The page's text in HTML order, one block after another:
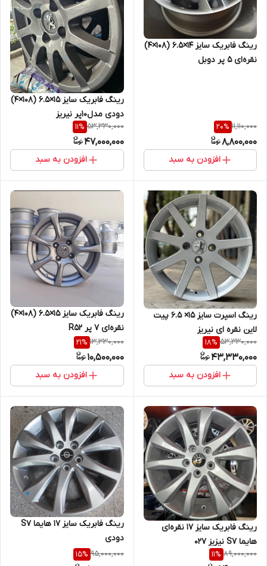
رینگ فابریک سایز ۱۴×۶.۵ (۱۰۸×۴)
نقره‌ای ۵ پر دوبل
11,110,000
20%
8,800,000
افزودن به سبد
رینگ فابریک سایز ۱۵×۶.۵ (۱۰۸×۴)
دودی مدل۱۰پر نیریز
53,330,000
11%
47,000,000
افزودن به سبد
رینگ اسپرت سایز ۱۵× ۶.۵ پیت
لاین نقره ای نیریز
53,330,000
18%
43,330,000
افزودن به سبد
رینگ فابریک سایز ۱۵×۶.۵ (۱۰۸×۴)
نقره‌ای ۷ پر R52
13,330,000
21%
10,500,000
افزودن به سبد
رینگ فابریک سایز ۱۷ نقره‌ای
هایما S7 نیزیز ۰۲۷
89,000,000
11%
رینگ فابریک سایز ۱۷ هایما S7
دودی
95,000,000
15%